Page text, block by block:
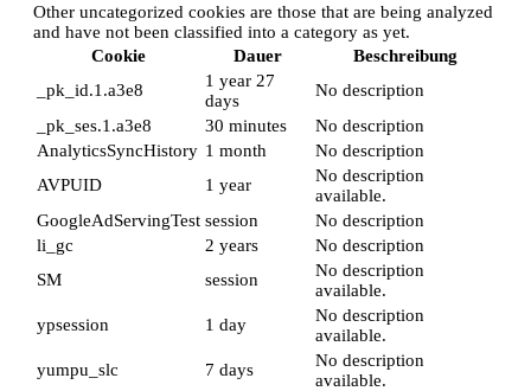
Other uncategorized cookies are those that are being analyzed
and have not been classified into a category as yet.
Cookie
Dauer
Beschreibung
_pk_id.1.a3e8
1 year 27
days
No description
_pk_ses.1.a3e8
30 minutes
No description
AnalyticsSyncHistory 1 month
No description
AVPUID
1 year
No description
available.
GoogleAdServingTest session
No description
li_gc
2 years
No description
SM
session
No description
available.
ypsession
1 day
No description
available.
yumpu_slc
7 days
No description
available.